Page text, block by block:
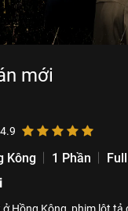
mới
4.9
Kông 1 Phần